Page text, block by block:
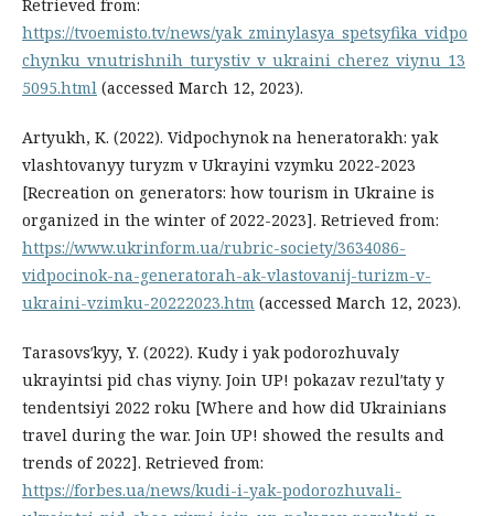
Retrieved from:
https://tvoemisto.tv/news/yak_zminylasya_spetsyfika_vidpo
chynku_vnutrishnih_turystiv_v_ukraini_cherez_viynu_13
5095.html (accessed March 12, 2023).
Artyukh, K. (2022). Vidpochynok na heneratorakh: yak
vlashtovanyy turyzm v Ukrayini vzymku 2022-2023
[Recreation on generators: how tourism in Ukraine is
organized in the winter of 2022-2023]. Retrieved from:
https://www.ukrinform.ua/rubric-society/3634086-
vidpocinok-na-generatorah-ak-vlastovanij-turizm-v-
ukraini-vzimku-20222023.htm (accessed March 12, 2023).
Tarasovsʹkyy, Y. (2022). Kudy i yak podorozhuvaly
ukrayintsi pid chas viyny. Join UP! pokazav rezulʹtaty y
tendentsiyi 2022 roku [Where and how did Ukrainians
travel during the war. Join UP! showed the results and
trends of 2022]. Retrieved from:
https://forbes.ua/news/kudi-i-yak-podorozhuvali-